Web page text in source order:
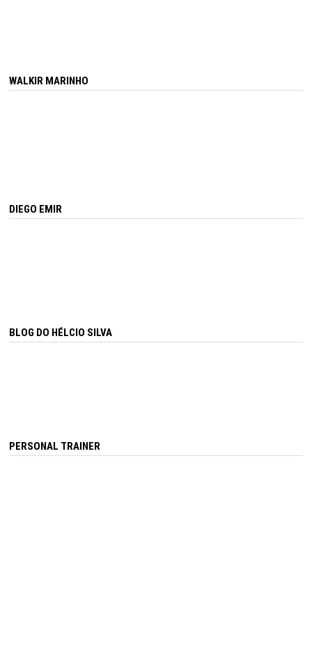
WALKIR MARINHO
DIEGO EMIR
BLOG DO HÉLCIO SILVA
PERSONAL TRAINER